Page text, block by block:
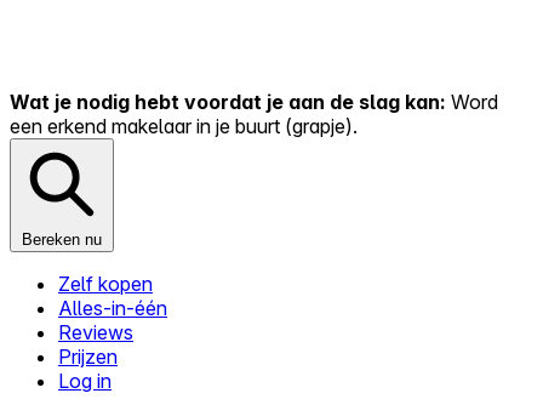
Wat je nodig hebt voordat je aan de slag kan: Word
een erkend makelaar in je buurt (grapje).
Bereken nu
Zelf kopen
Alles-in-één
Reviews
Prijzen
Log in